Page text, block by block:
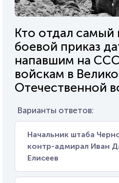
Кто отдал самый
боевой приказ
напавшим на
войскам в
Отечественной
Варианты ответов:
Начальник штаба
контр-адмирал Иван
Елисеев